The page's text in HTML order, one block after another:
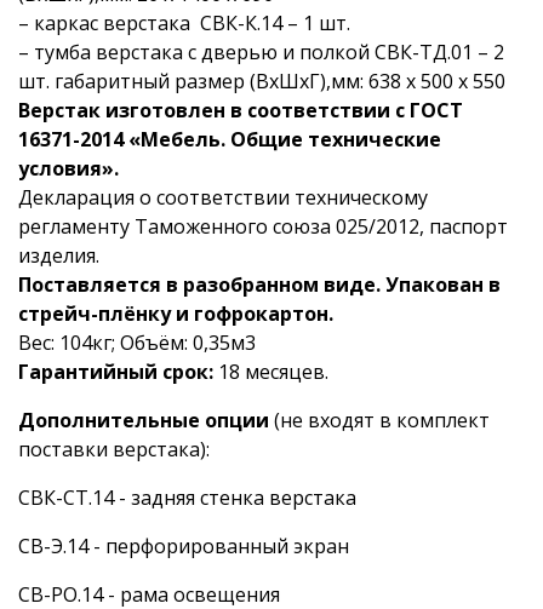
– каркас верстака СВК-К.14 – 1 шт.
– тумба верстака с дверью и полкой СВК-ТД.01 – 2
шт. габаритный размер (ВхШхГ),мм: 638 х 500 х 550
Верстак изготовлен в соответствии с ГОСТ
16371-2014 «Мебель. Общие технические
условия».
Декларация о соответствии техническому
регламенту Таможенного союза 025/2012, паспорт
изделия.
Поставляется в разобранном виде. Упакован в
стрейч-плёнку и гофрокартон.
Вес: 104кг; Объём: 0,35м3
Гарантийный срок: 18 месяцев.
Дополнительные опции (не входят в комплект
поставки верстака):
СВК-СТ.14 - задняя стенка верстака
СВ-Э.14 - перфорированный экран
СВ-РО.14 - рама освещения